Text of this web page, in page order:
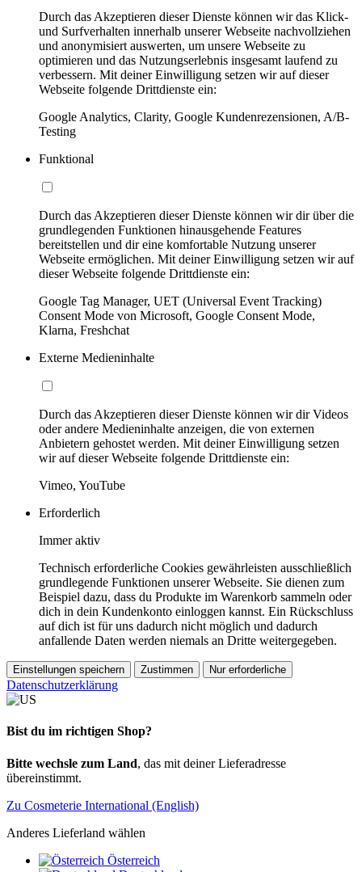
Durch das Akzeptieren dieser Dienste können wir das Klick-
und Surfverhalten innerhalb unserer Webseite nachvollziehen
und anonymisiert auswerten, um unsere Webseite zu
optimieren und das Nutzungserlebnis insgesamt laufend zu
verbessern. Mit deiner Einwilligung setzen wir auf dieser
Webseite folgende Drittdienste ein:
Google Analytics, Clarity, Google Kundenrezensionen, A/B-
Testing
Funktional
Durch das Akzeptieren dieser Dienste können wir dir über die
grundlegenden Funktionen hinausgehende Features
bereitstellen und dir eine komfortable Nutzung unserer
Webseite ermöglichen. Mit deiner Einwilligung setzen wir auf
dieser Webseite folgende Drittdienste ein:
Google Tag Manager, UET (Universal Event Tracking)
Consent Mode von Microsoft, Google Consent Mode,
Klarna, Freshchat
Externe Medieninhalte
Durch das Akzeptieren dieser Dienste können wir dir Videos
oder andere Medieninhalte anzeigen, die von externen
Anbietern gehostet werden. Mit deiner Einwilligung setzen
wir auf dieser Webseite folgende Drittdienste ein:
Vimeo, YouTube
Erforderlich
Immer aktiv
Technisch erforderliche Cookies gewährleisten ausschließlich
grundlegende Funktionen unserer Webseite. Sie dienen zum
Beispiel dazu, dass du Produkte im Warenkorb sammeln oder
dich in dein Kundenkonto einloggen kannst. Ein Rückschluss
auf dich ist für uns dadurch nicht möglich und dadurch
anfallende Daten werden niemals an Dritte weitergegeben.
Einstellungen speichern Zustimmen Nur erforderliche
Datenschutzerklärung
Bist du im richtigen Shop?
Bitte wechsle zum Land, das mit deiner Lieferadresse
übereinstimmt.
Zu Cosmeterie International (English)
Anderes Lieferland wählen
Österreich